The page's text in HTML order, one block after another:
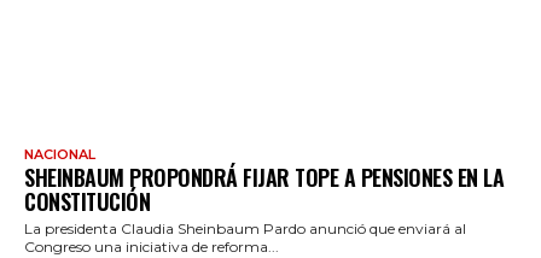
NACIONAL
SHEINBAUM PROPONDRÁ FIJAR TOPE A PENSIONES EN LA
CONSTITUCIÓN
La presidenta Claudia Sheinbaum Pardo anunció que enviará al
Congreso una iniciativa de reforma...